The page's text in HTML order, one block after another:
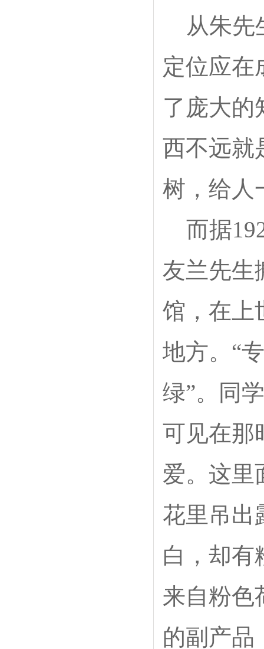
从朱先
定位应在
了庞大的
西不远就
树，给人
而据
友兰先生
馆，在上
地方。“
绿”。同
可见在那
爱。这里
花里吊出
白，却有
来自粉色
的副产品